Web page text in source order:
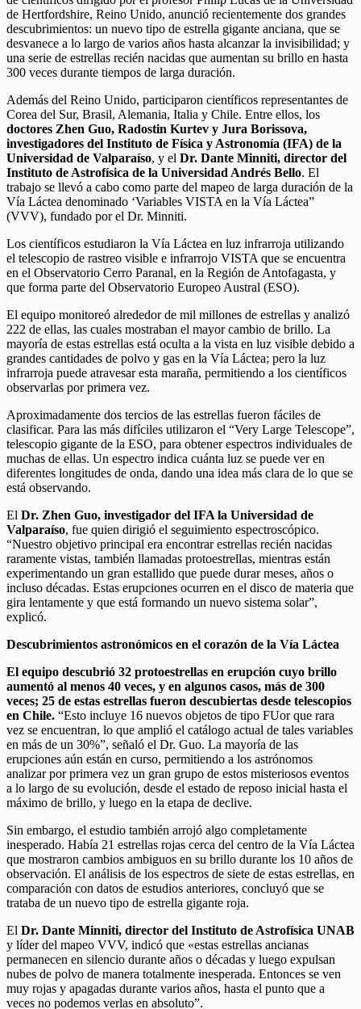
de Hertfordshire, Reino Unido, anunció recientemente dos grandes
descubrimientos: un nuevo tipo de estrella gigante anciana, que se
desvanece a lo largo de varios años hasta alcanzar la invisibilidad; y
una serie de estrellas recién nacidas que aumentan su brillo en hasta
300 veces durante tiempos de larga duración.
Además del Reino Unido, participaron científicos representantes de
Corea del Sur, Brasil, Alemania, Italia y Chile. Entre ellos, los
doctores Zhen Guo, Radostin Kurtev y Jura Borissova,
investigadores del Instituto de Física y Astronomía (IFA) de la
Universidad de Valparaíso, y el Dr. Dante Minniti, director del
Instituto de Astrofísica de la Universidad Andrés Bello. El
trabajo se llevó a cabo como parte del mapeo de larga duración de la
Vía Láctea denominado ‘Variables VISTA en la Vía Láctea”
(VVV), fundado por el Dr. Minniti.
Los científicos estudiaron la Vía Láctea en luz infrarroja utilizando
el telescopio de rastreo visible e infrarrojo VISTA que se encuentra
en el Observatorio Cerro Paranal, en la Región de Antofagasta, y
que forma parte del Observatorio Europeo Austral (ESO).
El equipo monitoreó alrededor de mil millones de estrellas y analizó
222 de ellas, las cuales mostraban el mayor cambio de brillo. La
mayoría de estas estrellas está oculta a la vista en luz visible debido a
grandes cantidades de polvo y gas en la Vía Láctea; pero la luz
infrarroja puede atravesar esta maraña, permitiendo a los científicos
observarlas por primera vez.
Aproximadamente dos tercios de las estrellas fueron fáciles de
clasificar. Para las más difíciles utilizaron el “Very Large Telescope”,
telescopio gigante de la ESO, para obtener espectros individuales de
muchas de ellas. Un espectro indica cuánta luz se puede ver en
diferentes longitudes de onda, dando una idea más clara de lo que se
está observando.
El Dr. Zhen Guo, investigador del IFA la Universidad de
Valparaíso, fue quien dirigió el seguimiento espectroscópico.
“Nuestro objetivo principal era encontrar estrellas recién nacidas
raramente vistas, también llamadas protoestrellas, mientras están
experimentando un gran estallido que puede durar meses, años o
incluso décadas. Estas erupciones ocurren en el disco de materia que
gira lentamente y que está formando un nuevo sistema solar”,
explicó.
Descubrimientos astronómicos en el corazón de la Vía Láctea
El equipo descubrió 32 protoestrellas en erupción cuyo brillo
aumentó al menos 40 veces, y en algunos casos, más de 300
veces; 25 de estas estrellas fueron descubiertas desde telescopios
en Chile. “Esto incluye 16 nuevos objetos de tipo FUor que rara
vez se encuentran, lo que amplió el catálogo actual de tales variables
en más de un 30%”, señaló el Dr. Guo. La mayoría de las
erupciones aún están en curso, permitiendo a los astrónomos
analizar por primera vez un gran grupo de estos misteriosos eventos
a lo largo de su evolución, desde el estado de reposo inicial hasta el
máximo de brillo, y luego en la etapa de declive.
Sin embargo, el estudio también arrojó algo completamente
inesperado. Había 21 estrellas rojas cerca del centro de la Vía Láctea
que mostraron cambios ambiguos en su brillo durante los 10 años de
observación. El análisis de los espectros de siete de estas estrellas, en
comparación con datos de estudios anteriores, concluyó que se
trataba de un nuevo tipo de estrella gigante roja.
El Dr. Dante Minniti, director del Instituto de Astrofísica UNAB
y líder del mapeo VVV, indicó que «estas estrellas ancianas
permanecen en silencio durante años o décadas y luego expulsan
nubes de polvo de manera totalmente inesperada. Entonces se ven
muy rojas y apagadas durante varios años, hasta el punto que a
veces no podemos verlas en absoluto”.